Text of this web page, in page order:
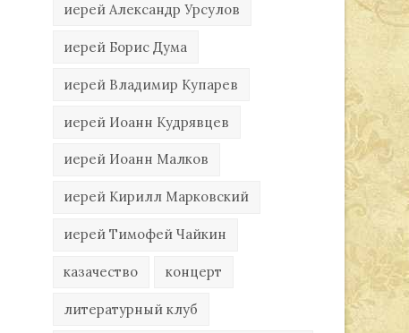
иерей Александр Урсулов
иерей Борис Дума
иерей Владимир Купарев
иерей Иоанн Кудрявцев
иерей Иоанн Малков
иерей Кирилл Марковский
иерей Тимофей Чайкин
казачество концерт
литературный клуб